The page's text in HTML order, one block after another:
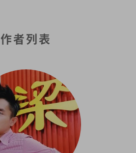
作者列表